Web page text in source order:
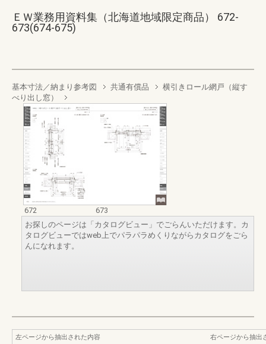
ＥＷ業務用資料集（北海道地域限定商品） 672-
673(674-675)
基本寸法／納まり参考図 共通有償品
横引きロール網戸（縦す
べり出し窓）
672
673
お探しのページは「カタログビュー」でごらんいただけます。カ
タログビューではweb上でパラパラめくりながらカタログをごら
んになれます。
左ページから抽出された内容
右ページから抽出